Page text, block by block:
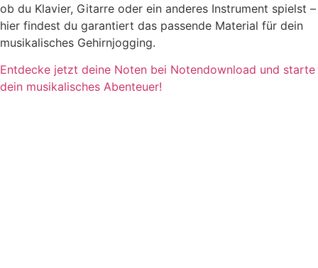
ob du Klavier, Gitarre oder ein anderes Instrument spielst –
hier findest du garantiert das passende Material für dein
musikalisches Gehirnjogging.
Entdecke jetzt deine Noten bei Notendownload und starte
dein musikalisches Abenteuer!